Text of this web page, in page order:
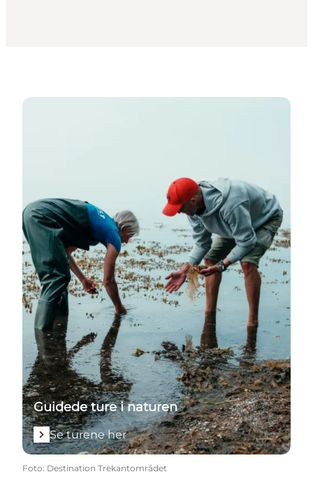
Se turene her
Guidede ture i naturen
Se turene her
Foto: Destination Trekantområdet